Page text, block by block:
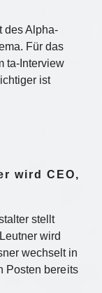
des Alpha-
Für das
ta-Interview
ist
wird CEO,
stellt
wird
wechselt in
Posten bereits